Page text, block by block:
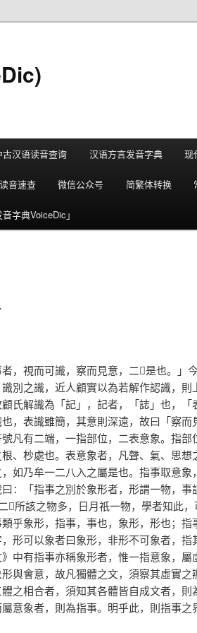
古汉语读音查询 汉语方言发音字典 现
音速查 微信公众号 简繁体转换
字典VoiceDic」
，視而可識，察而見意，二𠄟是也。」
別之識，近人顧實以為若解作認識，則
氏解識為「記」，記者，「誌」也，「
，表識雖簡，其意則深遠，故曰「察而
凡有二端，一指部位，二表意象。指部
、杪處也。表意象者，凡聲、氣、思想
如乃牟一二八入之屬是也。指事取意象
：「指事之別於象形者，形謂一物，事
𠄟所該之物多，日月祇一物，學者知此，
乎象形，指事，事也，象形，形也；指
形可以象者曰象形，非形不可象者，指
中有指事亦稱象形者，惟一指意象，屬
與會意，故凡獨體之文，須察其虛實之
之相合者，須知其各體皆自成文者，則
意象者，則為指事。明乎此，則指事之